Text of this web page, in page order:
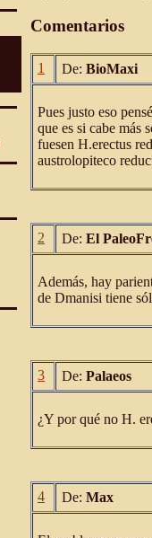
Comentarios
1 De: BioMaxi
Pues justo eso
que es si cabe más
fuesen H.erectus
austrolopiteco
2 De: El
Además, hay
de Dmanisi tiene
3 De: Palaeos
¿Y por qué no H.
4 De: Max